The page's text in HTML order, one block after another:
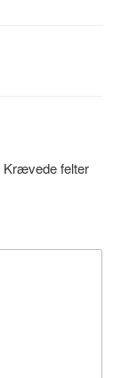
Krævede felter